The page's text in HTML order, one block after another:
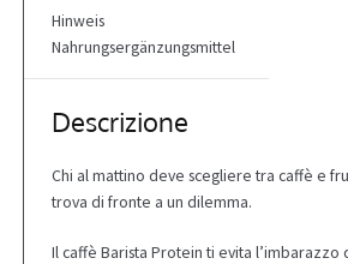
Hinweis
Nahrungsergänzungsmittel
Descrizione
Chi al mattino deve scegliere tra caffè e
trova di fronte a un dilemma.
Il caffè Barista Protein ti evita l’imbarazzo